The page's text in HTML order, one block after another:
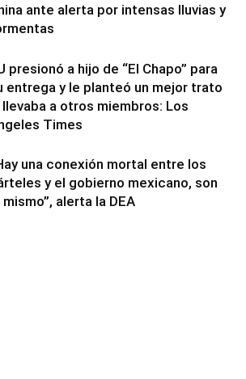
ante alerta por intensas lluvias y
presionó a hijo de “El Chapo” para
entrega y le planteó un mejor trato
llevaba a otros miembros: Los
Times
una conexión mortal entre los
y el gobierno mexicano, son
mismo”, alerta la DEA